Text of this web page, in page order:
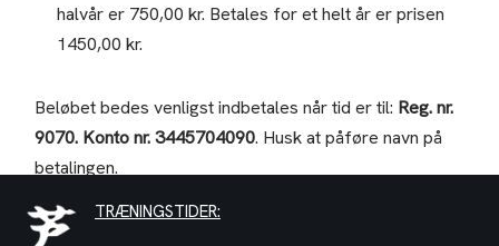
halvår er 750,00 kr. Betales for et helt år er prisen
1450,00 kr.
Beløbet bedes venligst indbetales når tid er til: Reg. nr.
9070. Konto nr. 3445704090. Husk at påføre navn på
betalingen.
TRÆNINGSTIDER: